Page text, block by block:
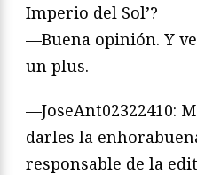
Imperio del Sol’?
—Buena opinión. Y
un plus.
—JoseAnt02322410:
darles la
responsable de la